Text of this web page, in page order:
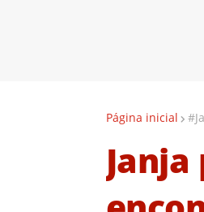
Página inicial